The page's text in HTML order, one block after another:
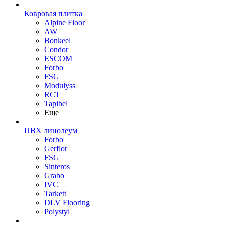
Ковровая плитка
Alpine Floor
AW
Bonkeel
Condor
ESCOM
Forbo
FSG
Modulyss
RCT
Tapibel
Еще
ПВХ линолеум
Forbo
Gerflor
FSG
Sinteros
Grabo
IVC
Tarkett
DLV Flooring
Polystyl